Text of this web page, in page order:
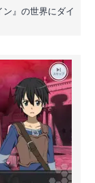
』の世界にダイ